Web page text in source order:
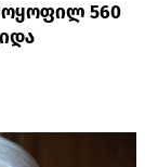
560